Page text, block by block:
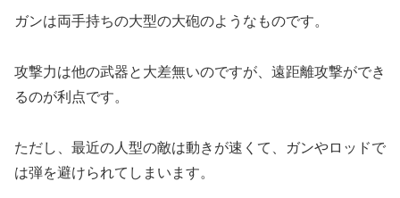
ガンは両手持ちの大型の大砲のようなものです。
攻撃力は他の武器と大差無いのですが、遠距離攻撃ができ
るのが利点です。
ただし、最近の人型の敵は動きが速くて、ガンやロッドで
は弾を避けられてしまいます。